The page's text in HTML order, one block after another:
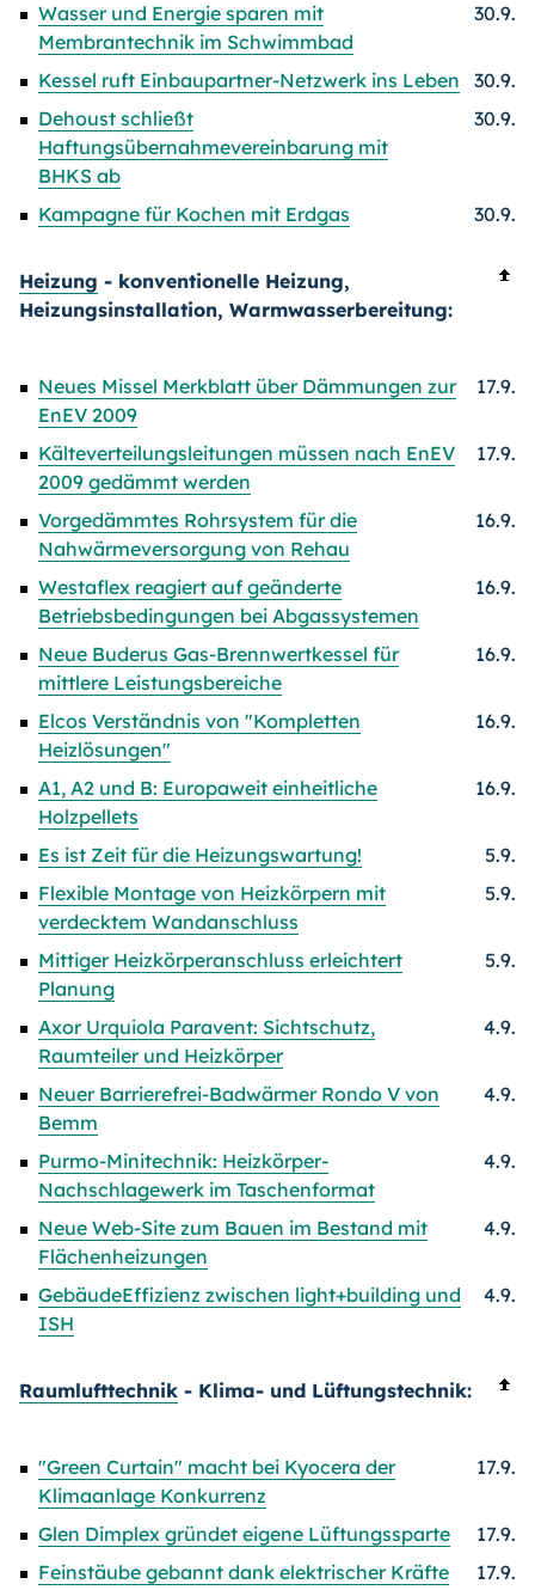
Wasser und Energie sparen mit
Membrantechnik im Schwimmbad
30.9.
Kessel ruft Einbaupartner-Netzwerk ins Leben
30.9.
Dehoust schließt
Haftungsübernahmevereinbarung mit
BHKS ab
30.9.
Kampagne für Kochen mit Erdgas 30.9.
Heizung - konventionelle Heizung,
Heizungsinstallation, Warmwasserbereitung:
Neues Missel Merkblatt über Dämmungen zur
EnEV 2009
17.9.
Kälteverteilungsleitungen müssen nach EnEV
2009 gedämmt werden
17.9.
Vorgedämmtes Rohrsystem für die
Nahwärmeversorgung von Rehau
16.9.
Westaflex reagiert auf geänderte
Betriebsbedingungen bei Abgassystemen
16.9.
Neue Buderus Gas-Brennwertkessel für
mittlere Leistungsbereiche
16.9.
Elcos Verständnis von "Kompletten
Heizlösungen"
16.9.
A1, A2 und B: Europaweit einheitliche
Holzpellets
16.9.
Es ist Zeit für die Heizungswartung!
5.9.
Flexible Montage von Heizkörpern mit
verdecktem Wandanschluss
5.9.
Mittiger Heizkörperanschluss erleichtert
Planung
5.9.
Axor Urquiola Paravent: Sichtschutz,
Raumteiler und Heizkörper
4.9.
Neuer Barrierefrei-Badwärmer Rondo V von
Bemm
4.9.
Purmo-Minitechnik: Heizkörper-
Nachschlagewerk im Taschenformat
4.9.
Neue Web-Site zum Bauen im Bestand mit
Flächenheizungen
4.9.
GebäudeEffizienz zwischen light+building und
ISH
4.9.
Raumlufttechnik - Klima- und Lüftungstechnik:
"Green Curtain" macht bei Kyocera der
Klimaanlage Konkurrenz
17.9.
Glen Dimplex gründet eigene Lüftungssparte
17.9.
Feinstäube gebannt dank elektrischer Kräfte
17.9.